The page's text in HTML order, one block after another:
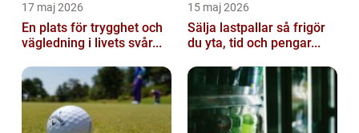
17 maj 2026
En plats för trygghet och
vägledning i livets svår...
15 maj 2026
Sälja lastpallar så frigör
du yta, tid och pengar...